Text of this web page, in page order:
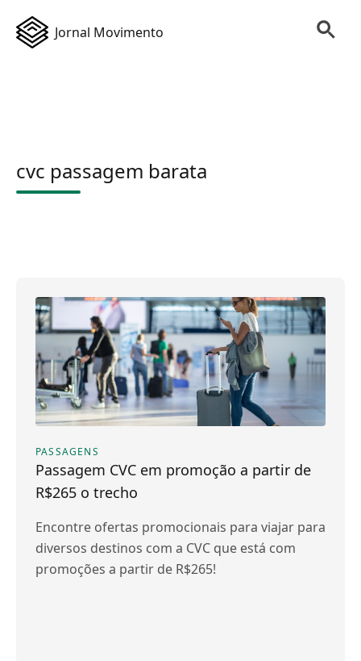
Jornal Movimento
cvc passagem barata
PASSAGENS
Passagem CVC em promoção a partir de
R$265 o trecho
Encontre ofertas promocionais para viajar para
diversos destinos com a CVC que está com
promoções a partir de R$265!